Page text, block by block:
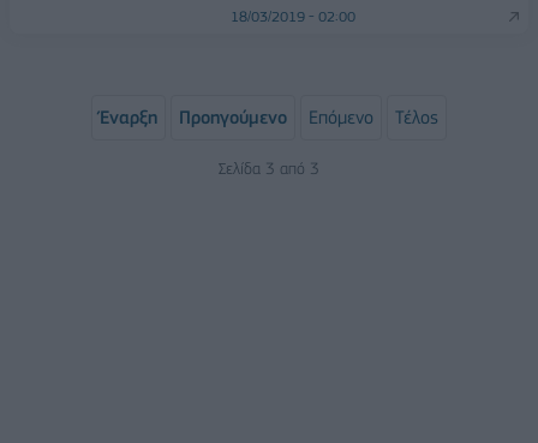
18/03/2019 - 02:00
Έναρξη Προηγούμενο Επόμενο Τέλος
Σελίδα 3 από 3